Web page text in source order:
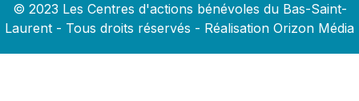
© 2023 Les Centres d'actions bénévoles du Bas-Saint-
Laurent - Tous droits réservés - Réalisation Orizon Média